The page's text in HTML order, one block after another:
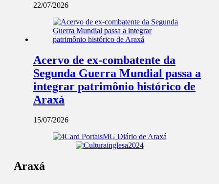
22/07/2026
Acervo de ex-combatente da
Segunda Guerra Mundial passa a
integrar patrimônio histórico de
Araxá
15/07/2026
Araxá